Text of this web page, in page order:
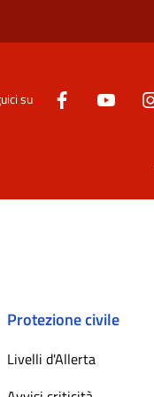
su
Protezione civile
Livelli d'Allerta